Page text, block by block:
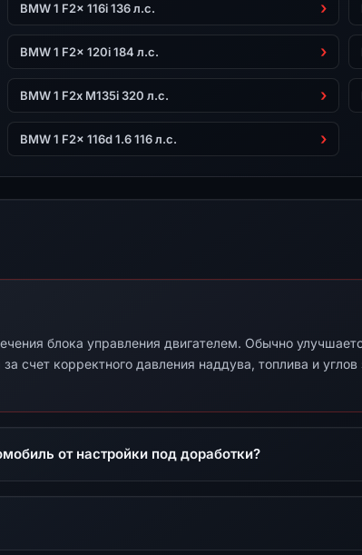
BMW 1 F2x 116i 136 л.с.
BMW 1 F2x 120i 184 л.с.
BMW 1 F2x M135i 320 л.с.
BMW 1 F2x 116d 1.6 116 л.с.
блока управления двигателем. Обычно
счет корректного давления наддува, топлива и
от настройки под доработки?